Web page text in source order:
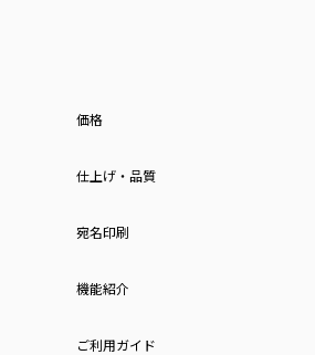
価格
仕上げ・品質
宛名印刷
機能紹介
ご利用ガイド